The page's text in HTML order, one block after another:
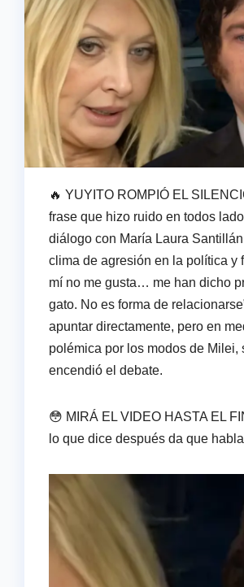
🔥 YUYITO ROMPIÓ EL
frase que hizo ruido en todos
diálogo con María Laura
clima de agresión en la política y
mí no me gusta… me han dicho
gato. No es forma de
apuntar directamente, pero en
polémica por los modos de Milei,
encendió el debate.
😳 MIRÁ EL VIDEO HASTA EL
lo que dice después da que